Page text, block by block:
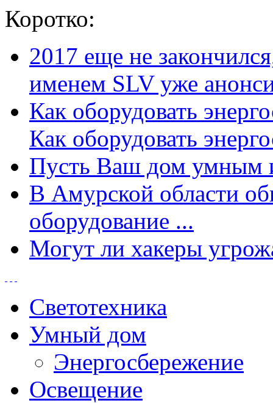
Коротко:
2017 еще не
именем SLV уже
Как оборудовать
Как оборудовать
Пусть Ваш дом умным
В Амурской области
оборудование ...
Могут ли хакеры
Светотехника
Умный дом
Энергосбережение
Освещение